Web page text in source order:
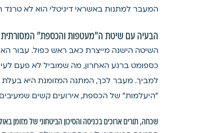
המעבר למתנות באשראי דיגיטלי הוא לא
הבעיה עם שיטת ה"מעטפות והכספת" המסורתית
השיטה הישנה מייצרת כאב ראש כפול. עבור
כספומט ברגע האחרון, מה שמוביל לא פעם
למביך. מעבר לכך, המתנה המזומנת היא בעלת
"היעלמות" של הכספת, אירועים קשים
שכחה, תורים ארוכים בכניסה והסיכון הביטחוני של מזומן